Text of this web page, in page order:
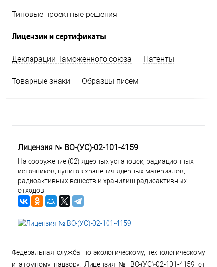
Типовые проектные решения
Лицензии и сертификаты
Декларации Таможенного союза Патенты
Товарные знаки Образцы писем
Лицензия № ВО-(УС)-02-101-4159
На сооружение (02) ядерных установок, радиационных
источников, пунктов хранения ядерных материалов,
радиоактивных веществ и хранилищ радиоактивных
отходов
Федеральная служба по экологическому, технологическому
и атомному надзору. Лицензия № ВО-(УС)-02-101-4159 от